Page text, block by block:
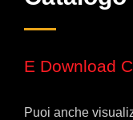
E Download
Puoi anche